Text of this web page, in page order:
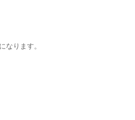
なります。